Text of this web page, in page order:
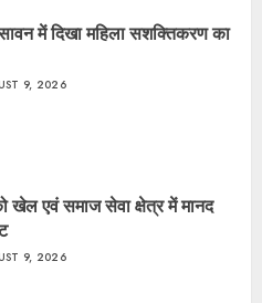
में दिखा महिला सशक्तिकरण का
9, 2026
खेल एवं समाज सेवा क्षेत्र में मानद
9, 2026